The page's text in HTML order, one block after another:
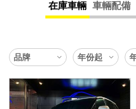
在庫車輛 車輛配備